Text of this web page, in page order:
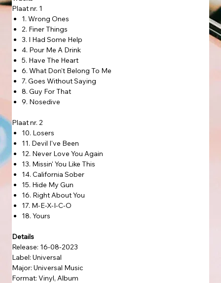
Plaat nr. 1
1. Wrong Ones
2. Finer Things
3. I Had Some Help
4. Pour Me A Drink
5. Have The Heart
6. What Don't Belong To Me
7. Goes Without Saying
8. Guy For That
9. Nosedive
Plaat nr. 2
10. Losers
11. Devil I've Been
12. Never Love You Again
13. Missin' You Like This
14. California Sober
15. Hide My Gun
16. Right About You
17. M-E-X-I-C-O
18. Yours
Details
Release: 16-08-2023
Label: Universal
Major: Universal Music
Format: Vinyl, Album